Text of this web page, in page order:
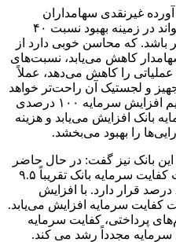
غیرنقدی سهامداران
افزایش سرمایه داده شود که می‌تواند در زمینه بهبود نسبت ۴۰
که محاسن خوبی دارد از
کاهش می‌یابد، نسبت‌های
را کاهش می‌دهد، عملاً
و لجستیک آن راحت‌تر خواهد
شد. همچنین اگر تا پایان سال بتوانیم افزایش سرمایه ۱۰۰ درصدی
بانک افزایش می‌یابد و هزینه
را بهبود می‌بخشد.
بانک نیز گفت: در حال حاضر
نسبت کفایت مطلوب است. نسبت کفایت سرمایه بانک تقریباً ۹.۵
درصد است که بالاتر از حد مجاز ۸ درصد قرار دارد. با افزایش
کفایت سرمایه افزایش می‌یابد.
پرداختی، کفایت سرمایه
سرمایه مجدداً رشد می کند.